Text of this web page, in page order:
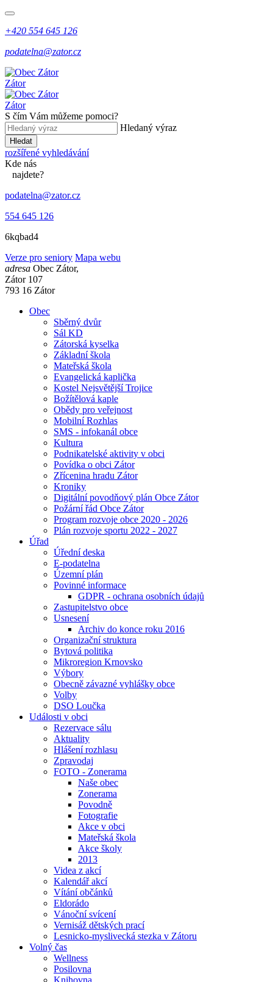
+420 554 645 126
podatelna@zator.cz
Zátor
Zátor
S čím Vám můžeme pomoci?
Hledaný výraz
Hledat
rozšířené vyhledávání
Kde nás
najdete?
podatelna@zator.cz
554 645 126
6kqbad4
Verze pro seniory Mapa webu
adresa Obec Zátor,
Zátor 107
793 16 Zátor
Obec
Sběrný dvůr
Sál KD
Zátorská kyselka
Základní škola
Mateřská škola
Evangelická kaplička
Kostel Nejsvětější Trojice
Božítělová kaple
Obědy pro veřejnost
Mobilní Rozhlas
SMS - infokanál obce
Kultura
Podnikatelské aktivity v obci
Povídka o obci Zátor
Zřícenina hradu Zátor
Kroniky
Digitální povodňový plán Obce Zátor
Požární řád Obce Zátor
Program rozvoje obce 2020 - 2026
Plán rozvoje sportu 2022 - 2027
Úřad
Úřední deska
E-podatelna
Územní plán
Povinné informace
GDPR - ochrana osobních údajů
Zastupitelstvo obce
Usnesení
Archiv do konce roku 2016
Organizační struktura
Bytová politika
Mikroregion Krnovsko
Výbory
Obecně závazné vyhlášky obce
Volby
DSO Loučka
Události v obci
Rezervace sálu
Aktuality
Hlášení rozhlasu
Zpravodaj
FOTO - Zonerama
Naše obec
Zonerama
Povodně
Fotografie
Akce v obci
Mateřská škola
Akce školy
2013
Videa z akcí
Kalendář akcí
Vítání občánků
Eldorádo
Vánoční svícení
Vernisáž dětských prací
Lesnicko-myslivecká stezka v Zátoru
Volný čas
Wellness
Posilovna
Knihovna